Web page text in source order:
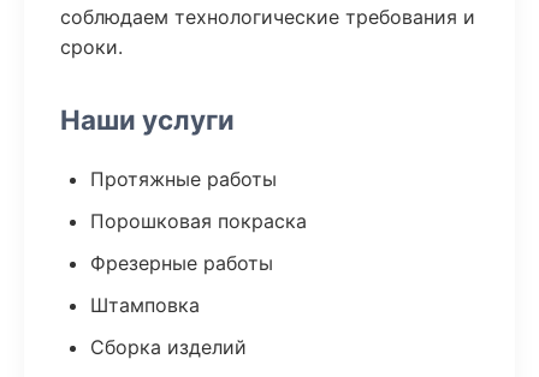
соблюдаем технологические требования и
сроки.
Наши услуги
Протяжные работы
Порошковая покраска
Фрезерные работы
Штамповка
Сборка изделий